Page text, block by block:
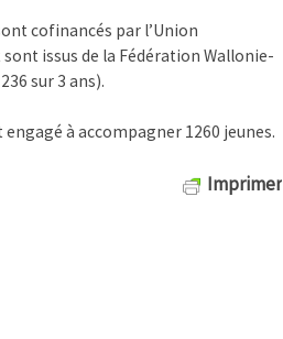
cofinancés par l’Union
issus de la Fédération Wallonie-
sur 3 ans).
à accompagner 1260 jeunes.
Imprimer